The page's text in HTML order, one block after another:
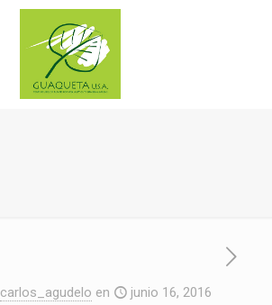
carlos_agudelo en junio 16, 2016